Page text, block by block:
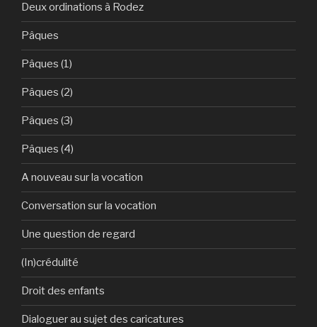
Deux ordinations à Rodez
Pâques
Pâques (1)
Pâques (2)
Pâques (3)
Pâques (4)
A nouveau sur la vocation
Conversation sur la vocation
Une question de regard
(In)crédulité
Droit des enfants
Dialoguer au sujet des caricatures